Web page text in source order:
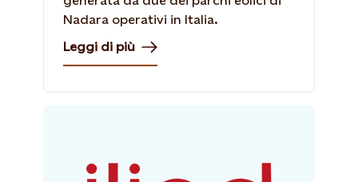
Nadara operativi in Italia.
Leggi di più